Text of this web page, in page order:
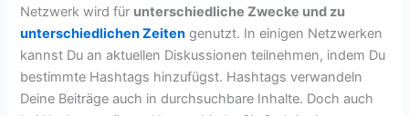
Netzwerk wird für unterschiedliche Zwecke und zu
unterschiedlichen Zeiten genutzt. In einigen Netzwerken
kannst Du an aktuellen Diskussionen teilnehmen, indem Du
bestimmte Hashtags hinzufügst. Hashtags verwandeln
Deine Beiträge auch in durchsuchbare Inhalte. Doch auch